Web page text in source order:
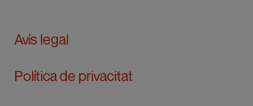
Avís legal
Política de privacitat